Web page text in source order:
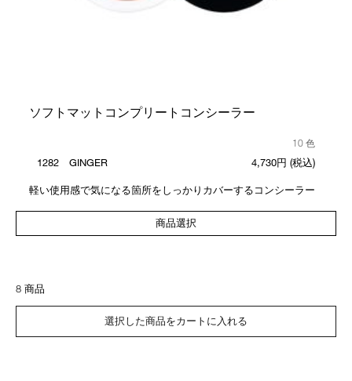
ソフトマットコンプリートコンシーラー
10 色
1282 GINGER
4,730円 (税込)
軽い使用感で気になる箇所をしっかりカバーするコンシーラー
商品選択
8 商品
選択した商品をカートに入れる